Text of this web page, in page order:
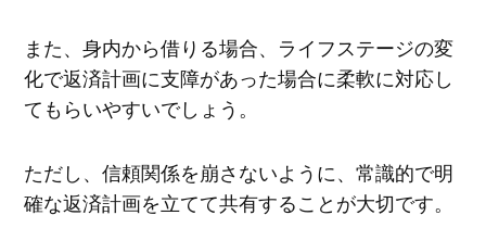
また、身内から借りる場合、ライフステージの変
化で返済計画に支障があった場合に柔軟に対応し
てもらいやすいでしょう。
ただし、信頼関係を崩さないように、常識的で明
確な返済計画を立てて共有することが大切です。